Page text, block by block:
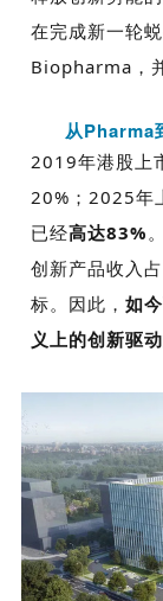
在完成新一轮
Biopharma ，
从Pharma
2019年港股上
20% ； 2025年
已经高达83% 。
创新产品收入
标。 因此， 如
义上的创新驱